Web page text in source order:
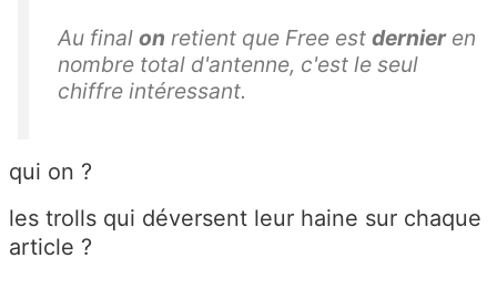
Au final on retient que Free est dernieren
nombre total d'antenne, c'est le seul
chiffre intéressant.
qui on ?
les trolls qui déversent leur haine sur chaque
article ?